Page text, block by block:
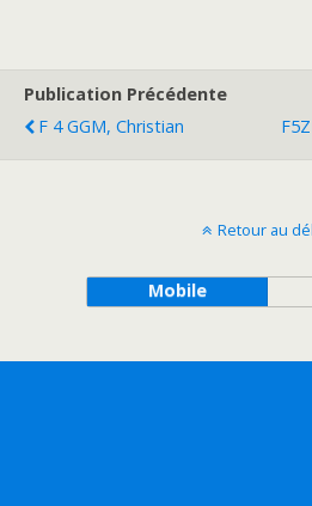
Publication Précédente
F 4 GGM, Christian
Retour au
Mobile